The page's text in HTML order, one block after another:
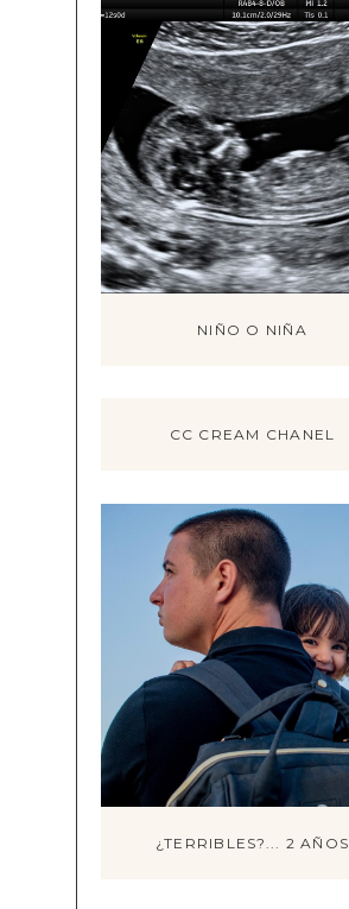
NIÑO O NIÑA
CC CREAM CHANEL
¿TERRIBLES?... 2 AÑOS